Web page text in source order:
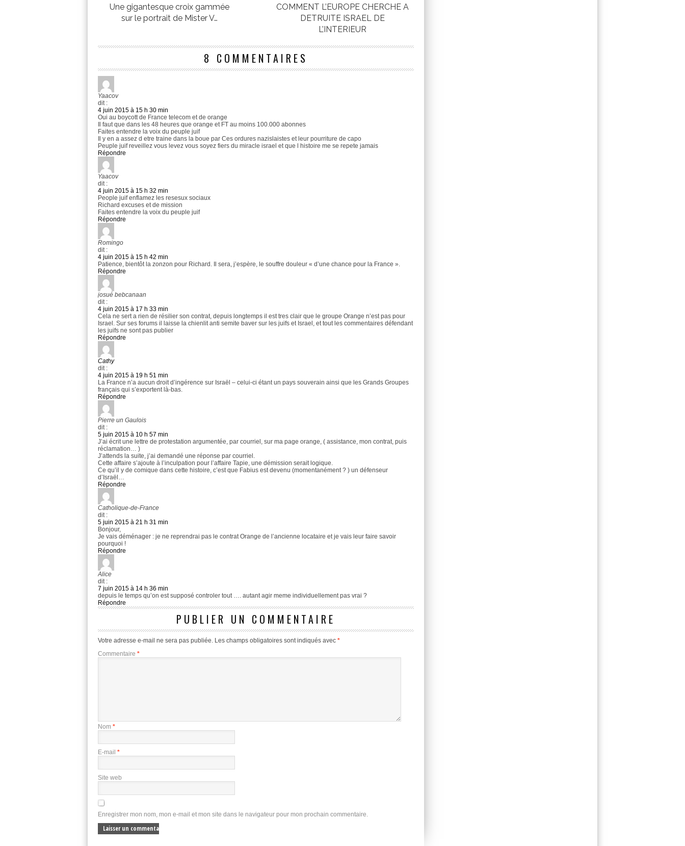
Une gigantesque croix gammée
sur le portrait de Mister V…
COMMENT L’EUROPE CHERCHE A
DETRUITE ISRAEL DE
L’INTERIEUR
8 COMMENTAIRES
Yaacov
dit :
4 juin 2015 à 15 h 30 min
Oui au boycott de France telecom et de orange
Il faut que dans les 48 heures que orange et FT au moins 100.000 abonnes
Faites entendre la voix du peuple juif
Il y en a assez d etre traine dans la boue par Ces ordures nazislaistes et leur pourriture de capo
Peuple juif reveillez vous levez vous soyez fiers du miracle israel et que l histoire me se repete jamais
Répondre
Yaacov
dit :
4 juin 2015 à 15 h 32 min
People juif enflamez les resesux sociaux
Richard excuses et de mission
Faites entendre la voix du peuple juif
Répondre
Romingo
dit :
4 juin 2015 à 15 h 42 min
Patience, bientôt la zonzon pour Richard. Il sera, j’espère, le souffre douleur « d’une chance pour la France ».
Répondre
josué bebcanaan
dit :
4 juin 2015 à 17 h 33 min
Cela ne sert a rien de résilier son contrat, depuis longtemps il est tres clair que le groupe Orange n’est pas pour
Israel. Sur ses forums il laisse la chienlit anti semite baver sur les juifs et Israel, et tout les commentaires défendant
les juifs ne sont pas publier
Répondre
Cathy
dit :
4 juin 2015 à 19 h 51 min
La France n’a aucun droit d’ingérence sur Israël – celui-ci étant un pays souverain ainsi que les Grands Groupes
français qui s’exportent là-bas.
Répondre
Pierre un Gaulois
dit :
5 juin 2015 à 10 h 57 min
J’ai écrit une lettre de protestation argumentée, par courriel, sur ma page orange, ( assistance, mon contrat, puis
réclamation… )
J’attends la suite, j’ai demandé une réponse par courriel.
Cette affaire s’ajoute à l’inculpation pour l’affaire Tapie, une démission serait logique.
Ce qu’il y de comique dans cette histoire, c’est que Fabius est devenu (momentanément ? ) un défenseur
d’Israël…
Répondre
Catholique-de-France
dit :
5 juin 2015 à 21 h 31 min
Bonjour,
Je vais déménager : je ne reprendrai pas le contrat Orange de l’ancienne locataire et je vais leur faire savoir
pourquoi !
Répondre
Alice
dit :
7 juin 2015 à 14 h 36 min
depuis le temps qu’on est supposé controler tout …. autant agir meme individuellement pas vrai ?
Répondre
PUBLIER UN COMMENTAIRE
Votre adresse e-mail ne sera pas publiée. Les champs obligatoires sont indiqués avec *
Commentaire *
Nom *
E-mail *
Site web
Enregistrer mon nom, mon e-mail et mon site dans le navigateur pour mon prochain commentaire.